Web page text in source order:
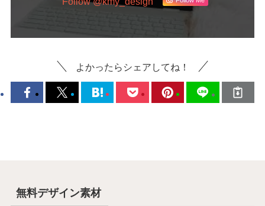
よかったらシェアしてね！
無料デザイン素材